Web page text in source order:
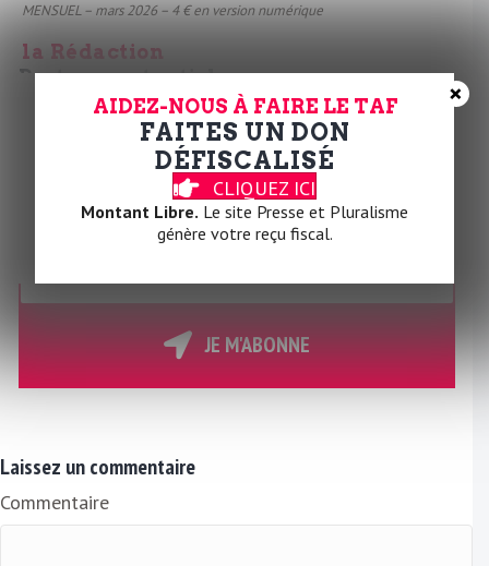
MENSUEL – mars 2026 – 4 € en version numérique
la Rédaction
Partager cet article
Abonnez-vous
à notreNEWSLETTER
quotidienne et gratuite
o
E
i
l
JE M'ABONNE
Laissez un commentaire
Commentaire
AIDEZ-NOUS À FAIRE LE TAF
FAITES UN DON
DÉFISCALISÉ
CLIQUEZ ICI
Montant Libre. Le site Presse et Pluralisme
génère votre reçu fiscal.
×